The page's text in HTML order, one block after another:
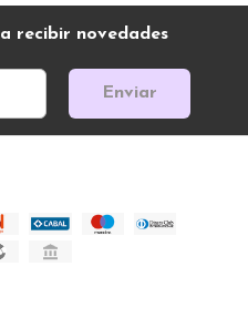
recibir novedades
Enviar